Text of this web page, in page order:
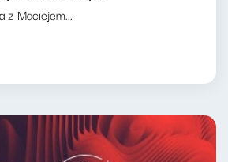
z Maciejem...